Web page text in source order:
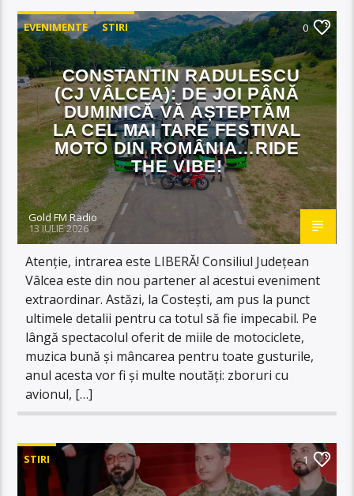
EVENIMENTE STIRI 0
CONSTANTIN RADULESCU
(CJ VÂLCEA): DE JOI PÂNĂ
DUMINICĂ VĂ AȘTEPTĂM
LA CEL MAI TARE FESTIVAL
MOTO DIN ROMÂNIA…RIDE
THE VIBE!
Gold FM Radio
13 IULIE 2026
Atenție, intrarea este LIBERĂ! Consiliul Județean
Vâlcea este din nou partener al acestui eveniment
extraordinar. Astăzi, la Costești, am pus la punct
ultimele detalii pentru ca totul să fie impecabil. Pe
lângă spectacolul oferit de miile de motociclete,
muzica bună și mâncarea pentru toate gusturile,
anul acesta vor fi și multe noutăți: zboruri cu
avionul, […]
STIRI 1